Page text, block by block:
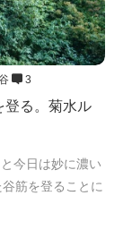
3
る。菊水ル
今日は妙に濃い
筋を登ることに